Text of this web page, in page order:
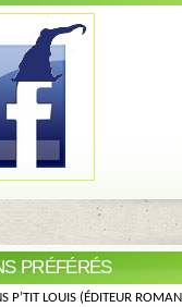
PRÉFÉRÉS
P’TIT LOUIS (ÉDITEUR ROMAN